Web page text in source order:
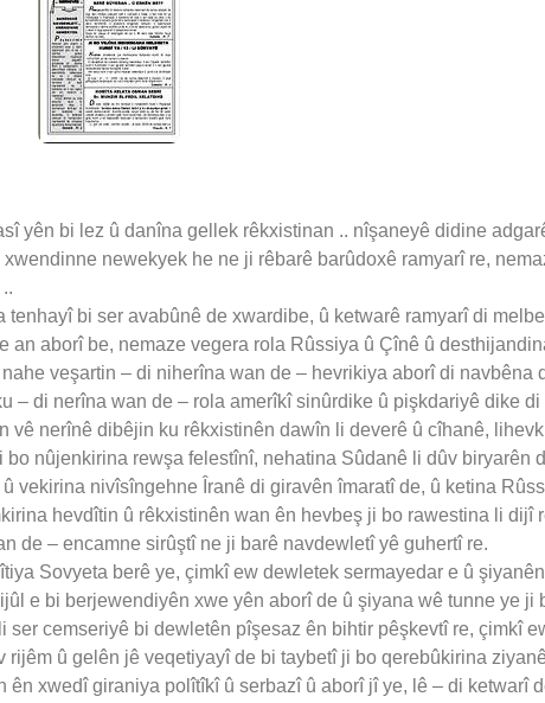
yên bi lez û danîna gellek rêkxistinan .. nîşaneyê didine
newekyek he ne ji rêbarê barûdoxê ramyarî re,
bi ser avabûnê de xwardibe, û ketwarê ramyarî di
aborî be, nemaze vegera rola Rûssiya û Çînê û
veşartin – di niherîna wan de – hevrikiya aborî di navbêna
– di nerîna wan de – rola amerîkî sinûrdike û pişkdariyê dike
nerînê dibêjin ku rêkxistinên dawîn li deverê û cîhanê,
nûjenkirina rewşa felestînî, nehatina Sûdanê li dûv biryarên
vekirina nivîsîngehne Îranê di giravên îmaratî de, û ketina
hevdîtin û rêkxistinên wan ên hevbeş ji bo rawestina li dijî
de – encamne sirûştî ne ji barê navdewletî yê guhertî re.
Sovyeta berê ye, çimkî ew dewletek sermayedar e û
e bi berjewendiyên xwe yên aborî de û şiyana wê tunne ye ji
cemseriyê bi dewletên pîşesaz ên bihtir pêşkevtî re, çimkî
û gelên jê veqetiyayî de bi taybetî ji bo qerebûkirina
xwedî giraniya polîtîkî û serbazî û aborî jî ye, lê – di ketwarî